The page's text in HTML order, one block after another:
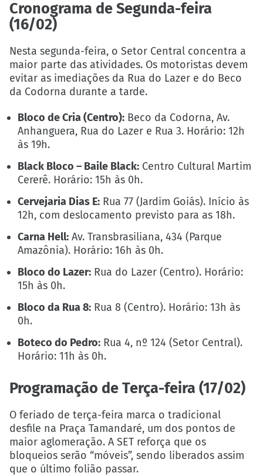
Cronograma de Segunda-feira
(16/02)
Nesta segunda-feira, o Setor Central concentra a
maior parte das atividades. Os motoristas devem
evitar as imediações da Rua do Lazer e do Beco
da Codorna durante a tarde.
Bloco de Cria (Centro): Beco da Codorna, Av.
Anhanguera, Rua do Lazer e Rua 3. Horário: 12h
às 19h.
Black Bloco – Baile Black: Centro Cultural Martim
Cererê. Horário: 15h às 0h.
Cervejaria Dias E: Rua 77 (Jardim Goiás). Início às
12h, com deslocamento previsto para as 18h.
Carna Hell: Av. Transbrasiliana, 434 (Parque
Amazônia). Horário: 16h às 0h.
Bloco do Lazer: Rua do Lazer (Centro). Horário:
15h às 0h.
Bloco da Rua 8: Rua 8 (Centro). Horário: 13h às
0h.
Boteco do Pedro: Rua 4, nº 124 (Setor Central).
Horário: 11h às 0h.
Programação de Terça-feira (17/02)
O feriado de terça-feira marca o tradicional
desfile na Praça Tamandaré, um dos pontos de
maior aglomeração. A SET reforça que os
bloqueios serão “móveis”, sendo liberados assim
que o último folião passar.